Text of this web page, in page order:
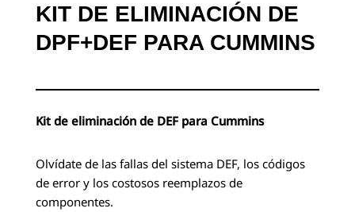
KIT DE ELIMINACIÓN DE
DPF+DEF PARA CUMMINS
Kit de eliminación de DEF para Cummins
Olvídate de las fallas del sistema DEF, los códigos
de error y los costosos reemplazos de
componentes.